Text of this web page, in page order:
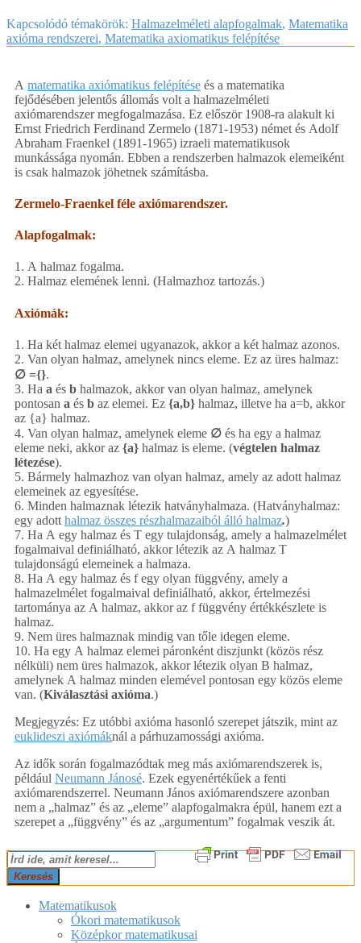
Kapcsolódó témakörök: Halmazelméleti alapfogalmak, Matematika
axióma rendszerei, Matematika axiomatikus felépítése
A matematika axiómatikus felépítése és a matematika
fejődésében jelentős állomás volt a halmazelméleti
axiómarendszer megfogalmazása. Ez először 1908-ra alakult ki
Ernst Friedrich Ferdinand Zermelo (1871-1953) német és Adolf
Abraham Fraenkel (1891-1965) izraeli matematikusok
munkássága nyomán. Ebben a rendszerben halmazok elemeiként
is csak halmazok jöhetnek számításba.
Zermelo-Fraenkel féle axiómarendszer.
Alapfogalmak:
1. A halmaz fogalma.
2. Halmaz elemének lenni. (Halmazhoz tartozás.)
Axiómák:
1. Ha két halmaz elemei ugyanazok, akkor a két halmaz azonos.
2. Van olyan halmaz, amelynek nincs eleme. Ez az üres halmaz:
∅ ={}.
3. Ha a és b halmazok, akkor van olyan halmaz, amelynek
pontosan a és b az elemei. Ez {a,b} halmaz, illetve ha a=b, akkor
az {a} halmaz.
4. Van olyan halmaz, amelynek eleme ∅ és ha egy a halmaz
eleme neki, akkor az {a} halmaz is eleme. (végtelen halmaz
létezése).
5. Bármely halmazhoz van olyan halmaz, amely az adott halmaz
elemeinek az egyesítése.
6. Minden halmaznak létezik hatványhalmaza. (Hatványhalmaz:
egy adott halmaz összes részhalmazaiból álló halmaz.)
7. Ha A egy halmaz és T egy tulajdonság, amely a halmazelmélet
fogalmaival definiálható, akkor létezik az A halmaz T
tulajdonságú elemeinek a halmaza.
8. Ha A egy halmaz és f egy olyan függvény, amely a
halmazelmélet fogalmaival definiálható, akkor, értelmezési
tartománya az A halmaz, akkor az f függvény értékkészlete is
halmaz.
9. Nem üres halmaznak mindig van tőle idegen eleme.
10. Ha egy A halmaz elemei páronként diszjunkt (közös rész
nélküli) nem üres halmazok, akkor létezik olyan B halmaz,
amelynek A halmaz minden elemével pontosan egy közös eleme
van. (Kiválasztási axióma.)
Megjegyzés: Ez utóbbi axióma hasonló szerepet játszik, mint az
euklideszi axiómáknál a párhuzamossági axióma.
Az idők során fogalmazódtak meg más axiómarendszerek is,
például Neumann Jánosé. Ezek egyenértékűek a fenti
axiómarendszerrel. Neumann János axiómarendszere azonban
nem a „halmaz” és az „eleme” alapfogalmakra épül, hanem ezt a
szerepet a „függvény” és az „argumentum” fogalmak veszik át.
2018-
02-
25
Keresés
Matematikusok
Ókori matematikusok
Középkor matematikusai